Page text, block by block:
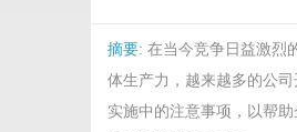
摘要: 在当今竞争日益激烈
体生产力，越来越多的公
实施中的注意事项，以帮